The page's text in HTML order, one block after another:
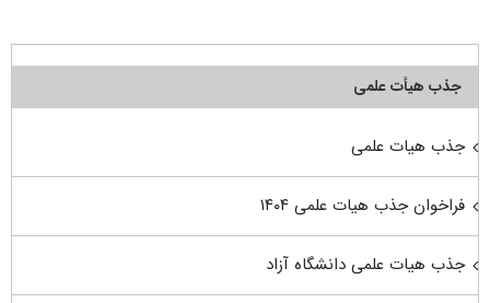
جذب هیأت علمی
جذب هیات علمی
فراخوان جذب هیات علمی ۱۴۰۴
جذب هیات علمی دانشگاه آزاد